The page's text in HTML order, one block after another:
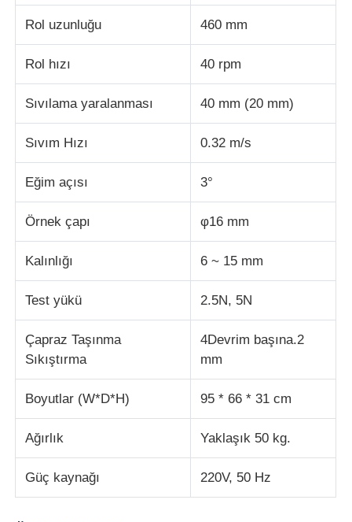
Darbe Test Cihazı
kauçuk test cihazları
Ayakkabı Test Cihazları
İnşaat malzemeleri test ekipmanları
Yapıştırıcı deneme ekipmanları
kumaş test makinesi
Sıcaklık ve Nem Kontrol Cihazı
Rol uzunluğu 460 mm
Rol hızı 40 rpm
Sıvılama yaralanması 40 mm (20 mm)
Sıvım Hızı 0.32 m/s
Eğim açısı 3°
Örnek çapı φ16 mm
Kalınlığı 6 ~ 15 mm
Test yükü 2.5N, 5N
Çapraz Taşınma
Sıkıştırma
4Devrim başına.2
mm
Boyutlar (W*D*H) 95 * 66 * 31 cm
Ağırlık Yaklaşık 50 kg.
Güç kaynağı 220V, 50 Hz